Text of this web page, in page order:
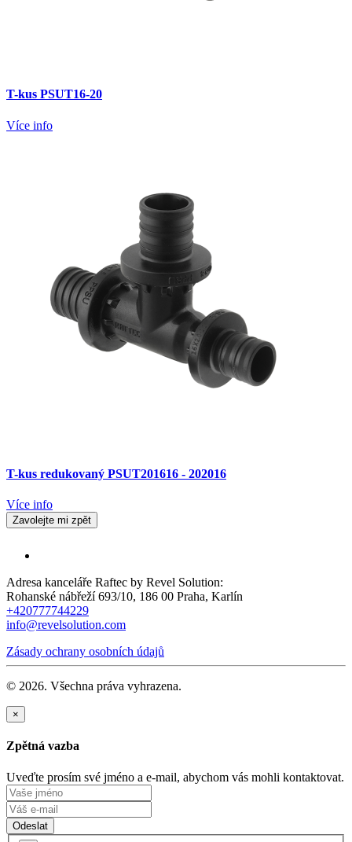
T-kus PSUT16-20
Více info
T-kus redukovaný PSUT201616 - 202016
Více info
Zavolejte mi zpět
Adresa kanceláře Raftec by Revel Solution:
Rohanské nábřeží 693/10, 186 00 Praha, Karlín
+420777744229
info@revelsolution.com
Zásady ochrany osobních údajů
© 2026. Všechna práva vyhrazena.
×
Zpětná vazba
Uveďte prosím své jméno a e-mail, abychom vás mohli kontaktovat.
Odeslat